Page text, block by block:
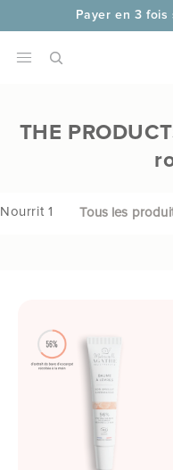
Payer en 3 fois
Certified organic n...
THE
Nourrit 1 Tous les